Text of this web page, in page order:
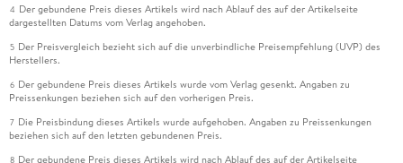
4 Der gebundene Preis dieses Artikels wird nach Ablauf des auf der Artikelseite
dargestellten Datums vom Verlag angehoben.
5 Der Preisvergleich bezieht sich auf die unverbindliche Preisempfehlung (UVP) des
Herstellers.
6 Der gebundene Preis dieses Artikels wurde vom Verlag gesenkt. Angaben zu
Preissenkungen beziehen sich auf den vorherigen Preis.
7 Die Preisbindung dieses Artikels wurde aufgehoben. Angaben zu Preissenkungen
beziehen sich auf den letzten gebundenen Preis.
8 Der gebundene Preis dieses Artikels wird nach Ablauf des auf der Artikelseite